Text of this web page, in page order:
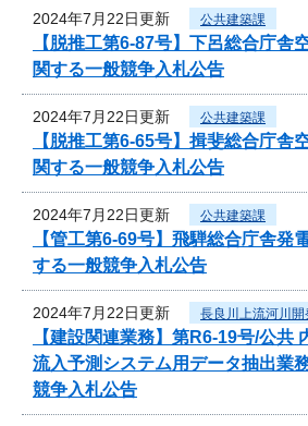
2024年7月22日更新 公共建築課
【脱推工第6-87号】下呂総合庁舎
関する一般競争入札公告
2024年7月22日更新 公共建築課
【脱推工第6-65号】揖斐総合庁舎
関する一般競争入札公告
2024年7月22日更新 公共建築課
【管工第6-69号】飛騨総合庁舎発
する一般競争入札公告
2024年7月22日更新 長良川上流河川
【建設関連業務】第R6-19号/公共
流入予測システム用データ抽出業
競争入札公告